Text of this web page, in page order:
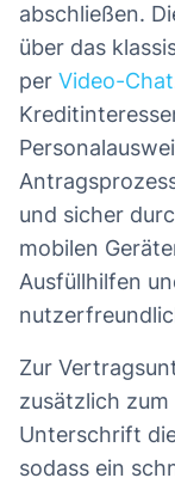
abschließen.
über das
per Video-Chat
und sicher
mobilen
Ausfüllhilfen
Zur
zusätzlich zum
Unterschrift
sodass ein